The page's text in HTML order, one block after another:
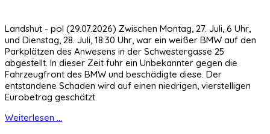
Landshut - pol (29.07.2026) Zwischen Montag, 27. Juli, 6 Uhr,
und Dienstag, 28. Juli, 18:30 Uhr, war ein weißer BMW auf den
Parkplätzen des Anwesens in der Schwestergasse 25
abgestellt. In dieser Zeit fuhr ein Unbekannter gegen die
Fahrzeugfront des BMW und beschädigte diese. Der
entstandene Schaden wird auf einen niedrigen, vierstelligen
Eurobetrag geschätzt.
Weiterlesen ...